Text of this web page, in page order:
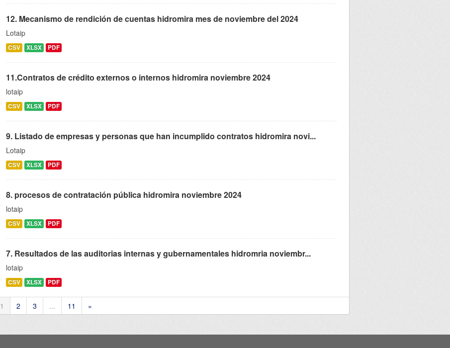
12. Mecanismo de rendición de cuentas hidromira mes de noviembre del 2024
Lotaip
CSV XLSX PDF
11.Contratos de crédito externos o internos hidromira noviembre 2024
lotaip
CSV XLSX PDF
9. Listado de empresas y personas que han incumplido contratos hidromira novi...
Lotaip
CSV XLSX PDF
8. procesos de contratación pública hidromira noviembre 2024
lotaip
CSV XLSX PDF
7. Resultados de las auditorias internas y gubernamentales hidromria noviembr...
lotaip
CSV XLSX PDF
1 2 3 ... 11 »